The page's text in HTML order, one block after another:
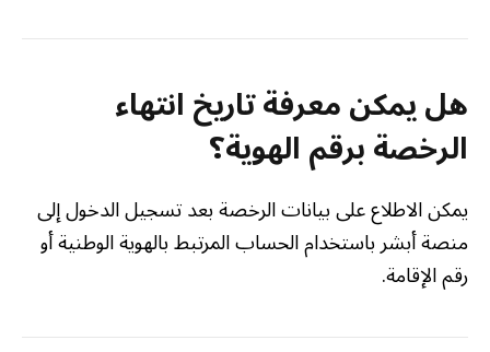
هل يمكن معرفة تاريخ انتهاء
الرخصة برقم الهوية؟
يمكن الاطلاع على بيانات الرخصة بعد تسجيل الدخول إلى
منصة أبشر باستخدام الحساب المرتبط بالهوية الوطنية أو
رقم الإقامة.